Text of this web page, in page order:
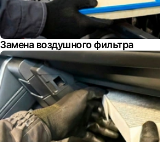
Замена воздушного фильтра